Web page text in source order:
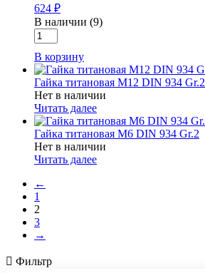
624 ₽
В наличии (9)
Количество
товара
Гайка
титановая
М10
DIN
934
Gr.2
В корзину
Гайка титановая М12 DIN 934 Gr.2
Нет в наличии
Читать далее
Гайка титановая М6 DIN 934 Gr.2
Нет в наличии
Читать далее
←
1
2
3
→
Фильтр